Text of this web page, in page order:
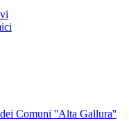
Comuni ''Alta Gallura''